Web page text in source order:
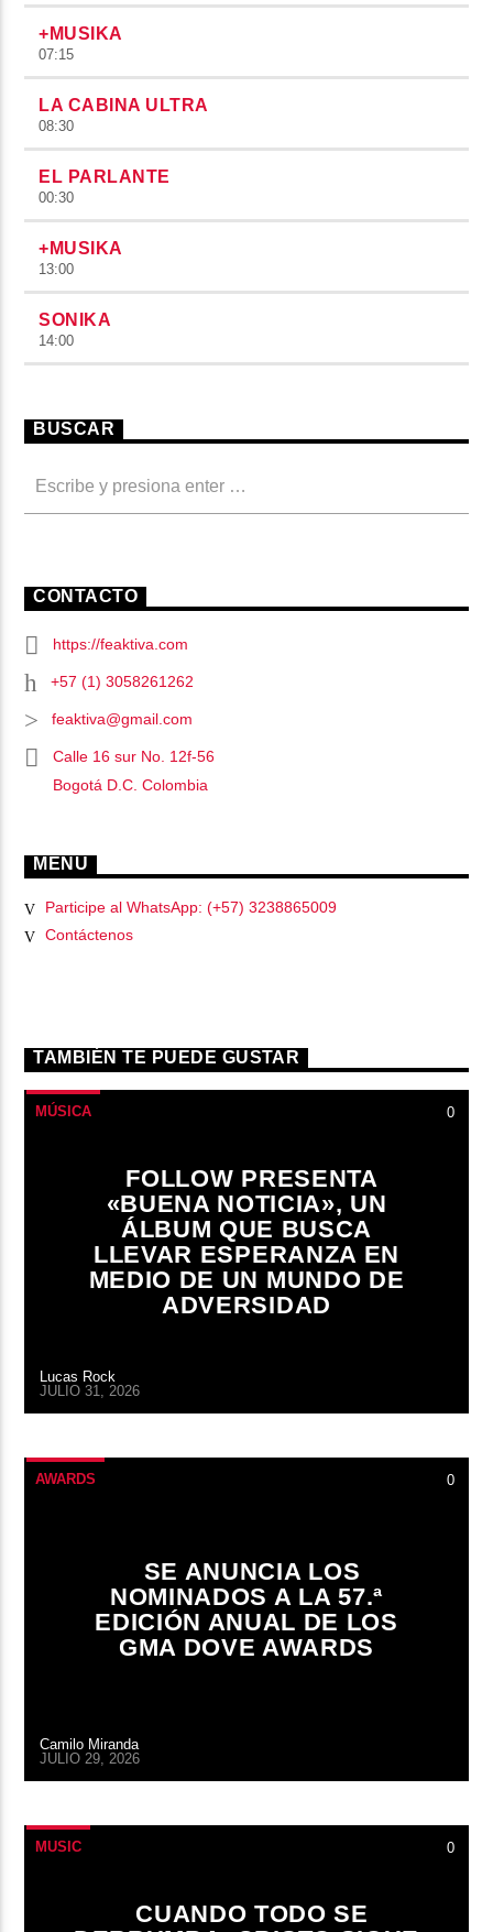
+MUSIKA
07:15
LA CABINA ULTRA
08:30
EL PARLANTE
00:30
+MUSIKA
13:00
SONIKA
14:00
BUSCAR
CONTACTO
https://feaktiva.com
+57 (1) 3058261262
feaktiva@gmail.com
Calle 16 sur No. 12f-56
Bogotá D.C. Colombia
MENU
Participe al WhatsApp: (+57) 3238865009
Contáctenos
TAMBIÉN TE PUEDE GUSTAR
MÚSICA 0
FOLLOW PRESENTA
«BUENA NOTICIA», UN
ÁLBUM QUE BUSCA
LLEVAR ESPERANZA EN
MEDIO DE UN MUNDO DE
ADVERSIDAD
Lucas Rock
JULIO 31, 2026
AWARDS 0
SE ANUNCIA LOS
NOMINADOS A LA 57.ª
EDICIÓN ANUAL DE LOS
GMA DOVE AWARDS
Camilo Miranda
JULIO 29, 2026
MUSIC 0
CUANDO TODO SE